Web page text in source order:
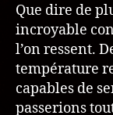
Que dire de
incroyable
l’on ressent.
température
capables de
passerions